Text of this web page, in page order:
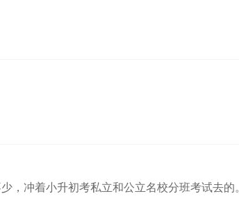
，冲着小升初考私立和公立名校分班考试去的。